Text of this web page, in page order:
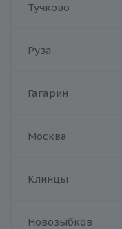
Тучково
Руза
Гагарин
Москва
Клинцы
Новозыбков